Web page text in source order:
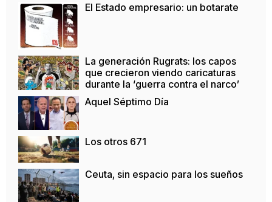
El Estado empresario: un botarate
La generación Rugrats: los capos
que crecieron viendo caricaturas
durante la ‘guerra contra el narco’
Aquel Séptimo Día
Los otros 671
Ceuta, sin espacio para los sueños